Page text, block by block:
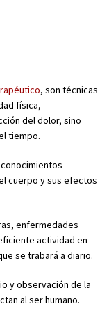
, son técnicas
física,
del dolor, sino
tiempo.
cuerpo y sus efectos
enfermedades
actividad en
se trabará a diario.
y observación de la
al ser humano.